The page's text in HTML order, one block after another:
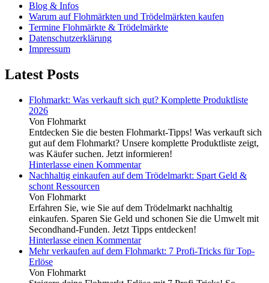
Blog & Infos
Warum auf Flohmärkten und Trödelmärkten kaufen
Termine Flohmärkte & Trödelmärkte
Datenschutzerklärung
Impressum
Latest Posts
Flohmarkt: Was verkauft sich gut? Komplette Produktliste
2026
Von Flohmarkt
Entdecken Sie die besten Flohmarkt-Tipps! Was verkauft sich
gut auf dem Flohmarkt? Unsere komplette Produktliste zeigt,
was Käufer suchen. Jetzt informieren!
Hinterlasse einen Kommentar
Nachhaltig einkaufen auf dem Trödelmarkt: Spart Geld &
schont Ressourcen
Von Flohmarkt
Erfahren Sie, wie Sie auf dem Trödelmarkt nachhaltig
einkaufen. Sparen Sie Geld und schonen Sie die Umwelt mit
Secondhand-Funden. Jetzt Tipps entdecken!
Hinterlasse einen Kommentar
Mehr verkaufen auf dem Flohmarkt: 7 Profi-Tricks für Top-
Erlöse
Von Flohmarkt